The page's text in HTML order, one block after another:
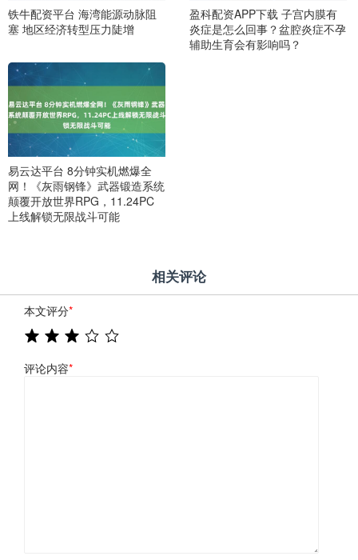
铁牛配资平台 海湾能源动脉阻
塞 地区经济转型压力陡增
盈科配资APP下载 子宫内膜有
炎症是怎么回事？盆腔炎症不孕
辅助生育会有影响吗？
易云达平台 8分钟实机燃爆全
网！《灰雨钢锋》武器锻造系统
颠覆开放世界RPG，11.24PC
上线解锁无限战斗可能
相关评论
本文评分*
评论内容*